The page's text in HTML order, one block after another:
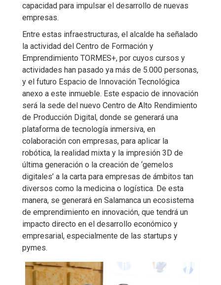
capacidad para impulsar el desarrollo de nuevas
empresas.
Entre estas infraestructuras, el alcalde ha señalado
la actividad del Centro de Formación y
Emprendimiento TORMES+, por cuyos cursos y
actividades han pasado ya más de 5.000 personas,
y el futuro Espacio de Innovación Tecnológica
anexo a este inmueble. Este espacio de innovación
será la sede del nuevo Centro de Alto Rendimiento
de Producción Digital, donde se generará una
plataforma de tecnología inmersiva, en
colaboración con empresas, para aplicar la
robótica, la realidad mixta y la impresión 3D de
última generación o la creación de ‘gemelos
digitales’ a la carta para empresas de ámbitos tan
diversos como la medicina o logística. De esta
manera, se generará en Salamanca un ecosistema
de emprendimiento en innovación, que tendrá un
impacto directo en el desarrollo económico y
empresarial, especialmente de las startups y
pymes.